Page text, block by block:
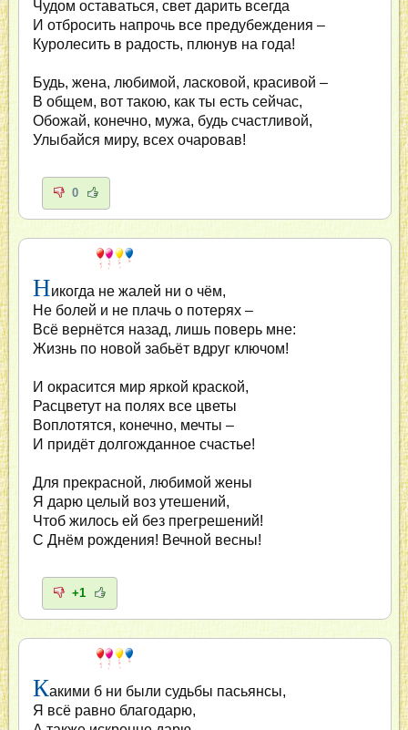
Чудом оставаться, свет дарить всегда
И отбросить напрочь все предубеждения –
Куролесить в радость, плюнув на года!
Будь, жена, любимой, ласковой, красивой –
В общем, вот такою, как ты есть сейчас,
Обожай, конечно, мужа, будь счастливой,
Улыбайся миру, всех очаровав!
0
Никогда не жалей ни о чём,
Не болей и не плачь о потерях –
Всё вернётся назад, лишь поверь мне:
Жизнь по новой забьёт вдруг ключом!
И окрасится мир яркой краской,
Расцветут на полях все цветы
Воплотятся, конечно, мечты –
И придёт долгожданное счастье!
Для прекрасной, любимой жены
Я дарю целый воз утешений,
Чтоб жилось ей без прегрешений!
С Днём рождения! Вечной весны!
+1
Какими б ни были судьбы пасьянсы,
Я всё равно благодарю,